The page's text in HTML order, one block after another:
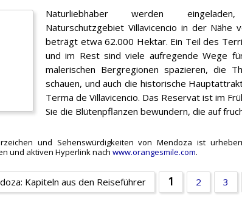
Naturliebhaber werden
Naturschutzgebiet Villavicencio in der Nähe
beträgt etwa 62.000 Hektar. Ein Teil des
und im Rest sind viele aufregende Wege
malerischen Bergregionen spazieren, die
schauen, und auch die historische
Terma de Villavicencio. Das Reservat ist im
Sie die Blütenpflanzen bewundern, die auf
und Sehenswürdigkeiten von Mendoza ist
und aktiven Hyperlink nach www.orangesmile.com.
Kapiteln aus den Reiseführer 1 2 3